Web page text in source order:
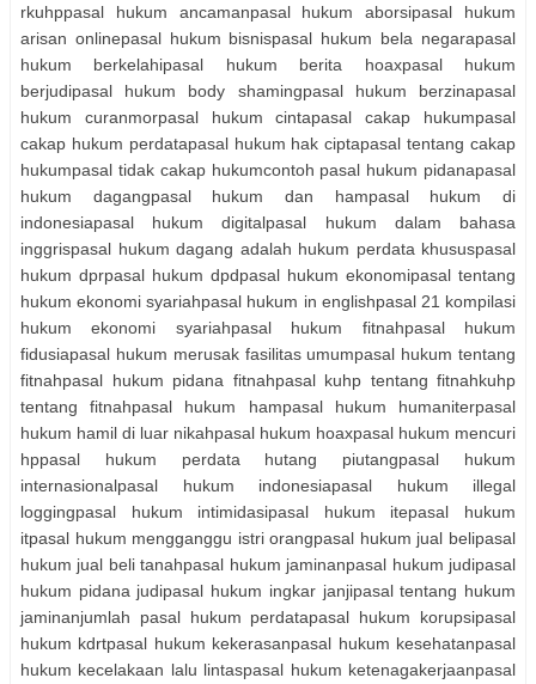
rkuhppasal hukum ancamanpasal hukum aborsipasal hukum
arisan onlinepasal hukum bisnispasal hukum bela negarapasal
hukum berkelahipasal hukum berita hoaxpasal hukum
berjudipasal hukum body shamingpasal hukum berzinapasal
hukum curanmorpasal hukum cintapasal cakap hukumpasal
cakap hukum perdatapasal hukum hak ciptapasal tentang cakap
hukumpasal tidak cakap hukumcontoh pasal hukum pidanapasal
hukum dagangpasal hukum dan hampasal hukum di
indonesiapasal hukum digitalpasal hukum dalam bahasa
inggrispasal hukum dagang adalah hukum perdata khususpasal
hukum dprpasal hukum dpdpasal hukum ekonomipasal tentang
hukum ekonomi syariahpasal hukum in englishpasal 21 kompilasi
hukum ekonomi syariahpasal hukum fitnahpasal hukum
fidusiapasal hukum merusak fasilitas umumpasal hukum tentang
fitnahpasal hukum pidana fitnahpasal kuhp tentang fitnahkuhp
tentang fitnahpasal hukum hampasal hukum humaniterpasal
hukum hamil di luar nikahpasal hukum hoaxpasal hukum mencuri
hppasal hukum perdata hutang piutangpasal hukum
internasionalpasal hukum indonesiapasal hukum illegal
loggingpasal hukum intimidasipasal hukum itepasal hukum
itpasal hukum mengganggu istri orangpasal hukum jual belipasal
hukum jual beli tanahpasal hukum jaminanpasal hukum judipasal
hukum pidana judipasal hukum ingkar janjipasal tentang hukum
jaminanjumlah pasal hukum perdatapasal hukum korupsipasal
hukum kdrtpasal hukum kekerasanpasal hukum kesehatanpasal
hukum kecelakaan lalu lintaspasal hukum ketenagakerjaanpasal